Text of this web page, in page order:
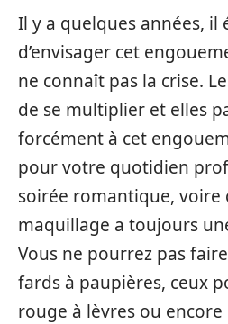
Il y a quelques années, il
d’envisager cet
ne connaît pas la crise.
de se multiplier et elles
forcément à cet
pour votre quotidien
soirée romantique, voire
maquillage a toujours
Vous ne pourrez pas
fards à paupières, ceux
rouge à lèvres ou encore